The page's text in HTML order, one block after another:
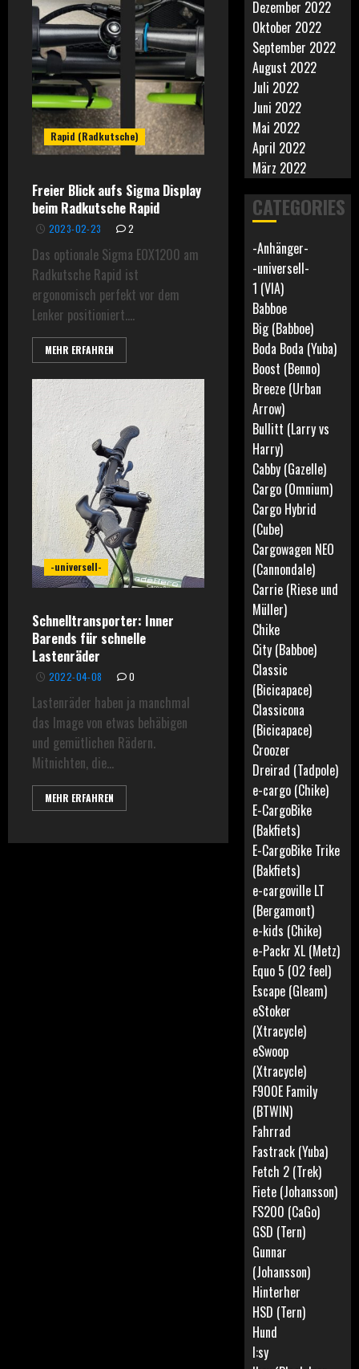
Rapid (Radkutsche)
Freier Blick aufs Sigma Display
beim Radkutsche Rapid
2023-02-23 2
Das optionale Sigma EOX1200 am
Radkutsche Rapid ist
ergonomisch perfekt vor dem
Lenker positioniert....
MEHR ERFAHREN
-universell-
Schnelltransporter: Inner
Barends für schnelle
Lastenräder
2022-04-08 0
Lastenräder haben ja manchmal
das Image von etwas behäbigen
und gemütlichen Rädern.
Mitnichten, die...
MEHR ERFAHREN
Dezember 2022
Oktober 2022
September 2022
August 2022
Juli 2022
Juni 2022
Mai 2022
April 2022
März 2022
CATEGORIES
-Anhänger-
-universell-
1 (VIA)
Babboe
Big (Babboe)
Boda Boda (Yuba)
Boost (Benno)
Breeze (Urban
Arrow)
Bullitt (Larry vs
Harry)
Cabby (Gazelle)
Cargo (Omnium)
Cargo Hybrid
(Cube)
Cargowagen NEO
(Cannondale)
Carrie (Riese und
Müller)
Chike
City (Babboe)
Classic
(Bicicapace)
Classicona
(Bicicapace)
Croozer
Dreirad (Tadpole)
e-cargo (Chike)
E-CargoBike
(Bakfiets)
E-CargoBike Trike
(Bakfiets)
e-cargoville LT
(Bergamont)
e-kids (Chike)
e-Packr XL (Metz)
Equo 5 (O2 feel)
Escape (Gleam)
eStoker
(Xtracycle)
eSwoop
(Xtracycle)
F900E Family
(BTWIN)
Fahrrad
Fastrack (Yuba)
Fetch 2 (Trek)
Fiete (Johansson)
FS200 (CaGo)
GSD (Tern)
Gunnar
(Johansson)
Hinterher
HSD (Tern)
Hund
I:sy